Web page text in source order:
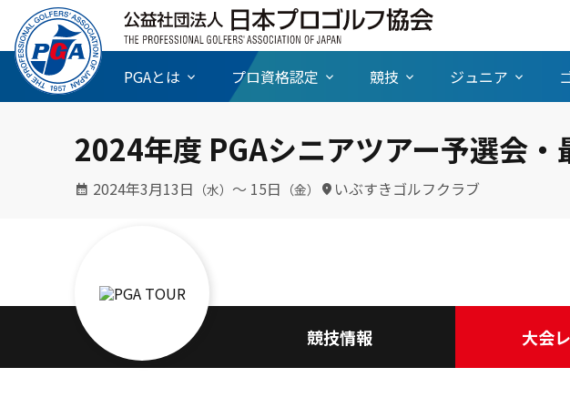
PGAとは プロ資格認定 競技 ジュニア
2024年度 PGAシニアツアー予選会・
2024年3月13日 （水） 〜 15日 （金） いぶすきゴルフクラブ
競技情報 大会